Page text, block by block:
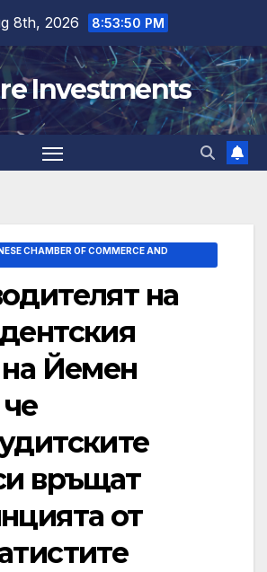
8th, 2026 8:53:50 PM
Investments
CHAMBER OF COMMERCE AND
на
на Йемен
че
връщат
от